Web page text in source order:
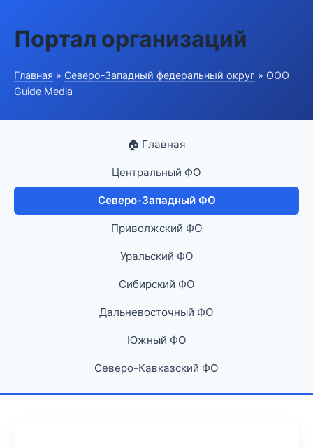
Портал организаций
Главная » Северо-Западный федеральный округ » ООО
Guide Media
🏠 Главная
Центральный ФО
Северо-Западный ФО
Приволжский ФО
Уральский ФО
Сибирский ФО
Дальневосточный ФО
Южный ФО
Северо-Кавказский ФО